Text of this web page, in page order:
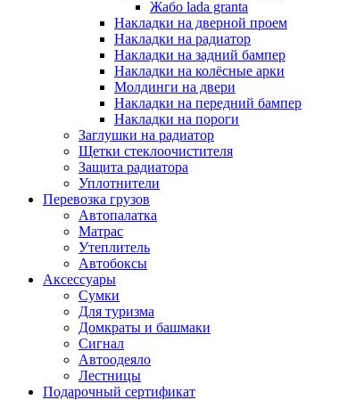
Жабо lada granta
Накладки на дверной проем
Накладки на радиатор
Накладки на задний бампер
Накладки на колёсные арки
Молдинги на двери
Накладки на передний бампер
Накладки на пороги
Заглушки на радиатор
Щетки стеклоочистителя
Защита радиатора
Уплотнители
Перевозка грузов
Автопалатка
Матрас
Утеплитель
Автобоксы
Аксессуары
Сумки
Для туризма
Домкраты и башмаки
Сигнал
Автоодеяло
Лестницы
Подарочный сертификат